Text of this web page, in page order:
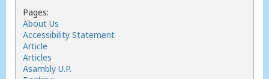
Pages:
About Us
Accessibility Statement
Article
Articles
Asambly U.P.